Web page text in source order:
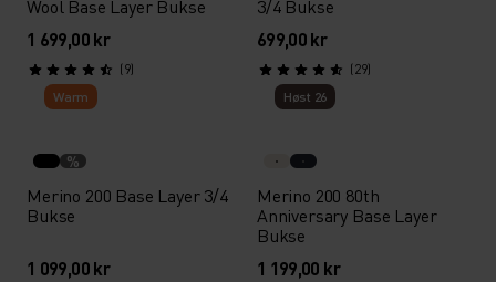
Wool Base Layer Bukse
1 699,00 kr
(9)
3/4 Bukse
699,00 kr
(29)
Warm
%
Merino 200 Base Layer 3/4
Bukse
1 099,00 kr
Høst 26
Merino 200 80th
Anniversary Base Layer
Bukse
1 199,00 kr